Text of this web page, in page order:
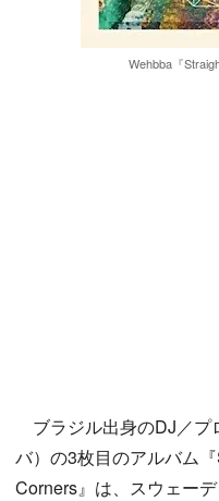
Wehbba『
ブラジル出身のDJ／プ
バ）の3枚目のアルバム
Corners』は、スウェー